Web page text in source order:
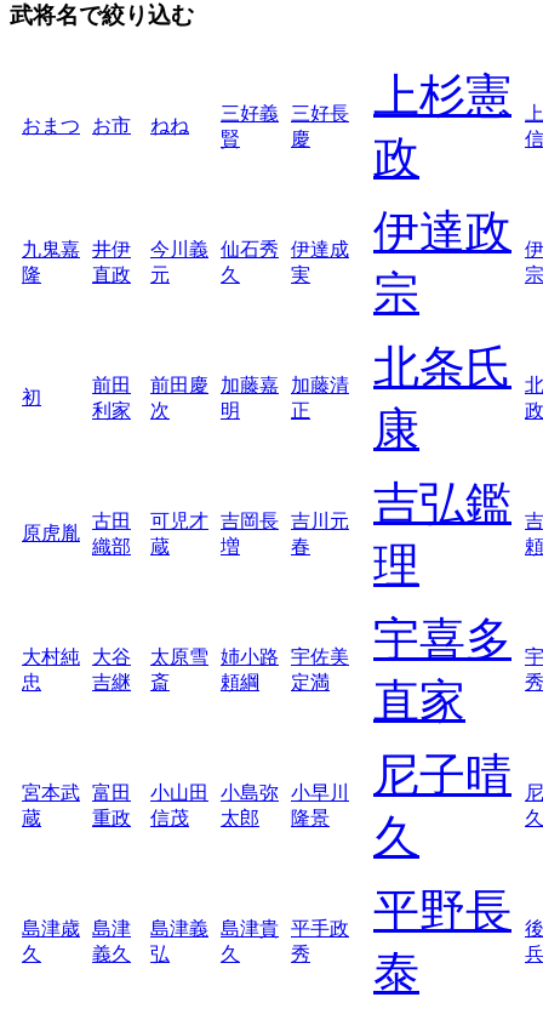
武将名で絞り込む
おまつ お市 ねね
三好義
賢
三好長
慶
上杉憲
政
信
九鬼嘉
隆
井伊
直政
今川義
元
仙石秀
久
伊達成
実
伊達政
宗
宗
初
前田
利家
前田慶
次
加藤嘉
明
加藤清
正
北条氏
康
政
原虎胤
古田
織部
可児才
蔵
吉岡長
増
吉川元
春
吉弘鑑
理
頼
大村純
忠
大谷
吉継
太原雪
斎
姉小路
頼綱
宇佐美
定満
宇喜多
直家
宮本武
蔵
富田
重政
小山田
信茂
小島弥
太郎
小早川
隆景
尼子晴
久
久
島津歳
久
島津
義久
島津義
弘
島津貴
久
平手政
秀
平野長
泰